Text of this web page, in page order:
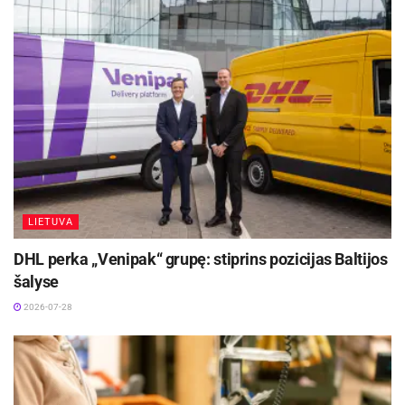
po vienu stogu savo produkciją pristatė daugiau
nei 2400 įmonių: importuotojų, eksportuotojų,
didžiųjų prekybos centrų atstovų, didmenininkų.
Pastaraisiais metais „BIOVELA Group“ atstovai
taip pat dalyvavo tokiose parodose kaip HALAL
EXPO EUROP (Olandija) 2015 m., WORLDFOOD
(Kazachstanas) 2015 m., PLMA (Olandija) 2014
m.
Aktualios naujienos
Rokiškio rajono savivaldybės 100 didžiausių
įmonių 2025 m. apyvarta siekė 230,7 mln. Eur
2026-07-29
LIETUVA
DHL perka „Venipak“ grupę: stiprins pozicijas Baltijos
šalyse
2026-07-28